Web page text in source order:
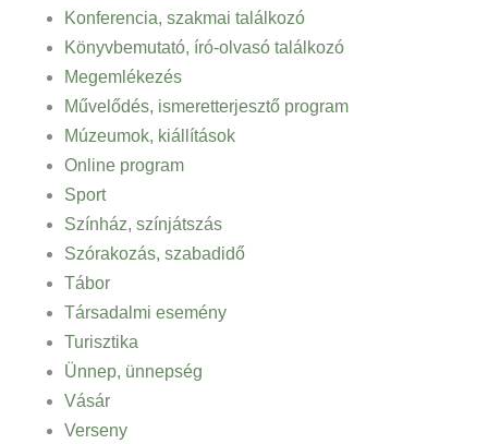
Konferencia, szakmai találkozó
Könyvbemutató, író-olvasó találkozó
Megemlékezés
Művelődés, ismeretterjesztő program
Múzeumok, kiállítások
Online program
Sport
Színház, színjátszás
Szórakozás, szabadidő
Tábor
Társadalmi esemény
Turisztika
Ünnep, ünnepség
Vásár
Verseny